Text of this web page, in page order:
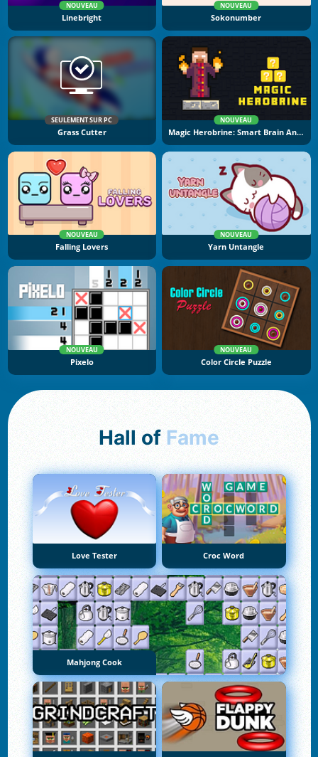
NOUVEAU
Linebright
NOUVEAU
Sokonumber
SEULEMENT SUR PC
Grass Cutter
NOUVEAU
Magic Herobrine: Smart Brain And Puzzle Quest
NOUVEAU
Falling Lovers
NOUVEAU
Yarn Untangle
NOUVEAU
Pixelo
NOUVEAU
Color Circle Puzzle
Hall of Fame
Love Tester Croc Word
Mahjong Cook